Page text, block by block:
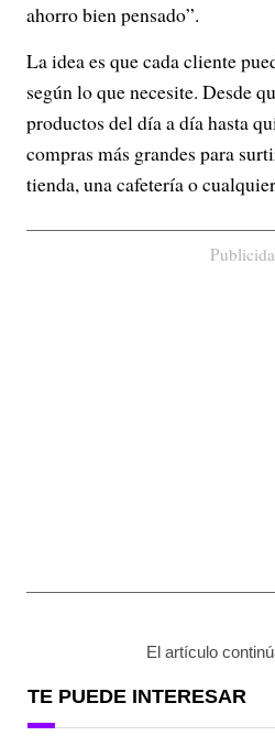
ahorro bien pensado”.
La idea es que cada cliente
según lo que necesite. Desde
productos del día a día hasta
compras más grandes para
tienda, una cafetería o
El artículo
TE PUEDE INTERESAR